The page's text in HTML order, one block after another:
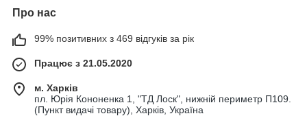
Про нас
99% позитивних з 469 відгуків за рік
Працює з 21.05.2020
м. Харків
пл. Юрія Кононенка 1, "ТД Лоск", нижній периметр П109.
(Пункт видачі товару), Харків, Україна